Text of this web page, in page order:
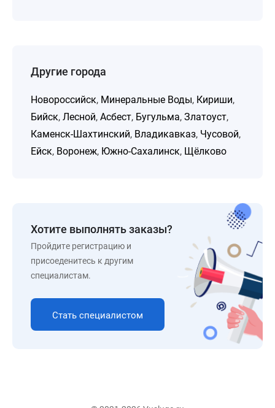
Другие города
Новороссийск, Минеральные Воды, Кириши,
Бийск, Лесной, Асбест, Бугульма, Златоуст,
Каменск-Шахтинский, Владикавказ, Чусовой,
Ейск, Воронеж, Южно-Сахалинск, Щёлково
Хотите выполнять заказы?
Пройдите регистрацию и
присоеденитесь к другим
специалистам.
Стать специалистом